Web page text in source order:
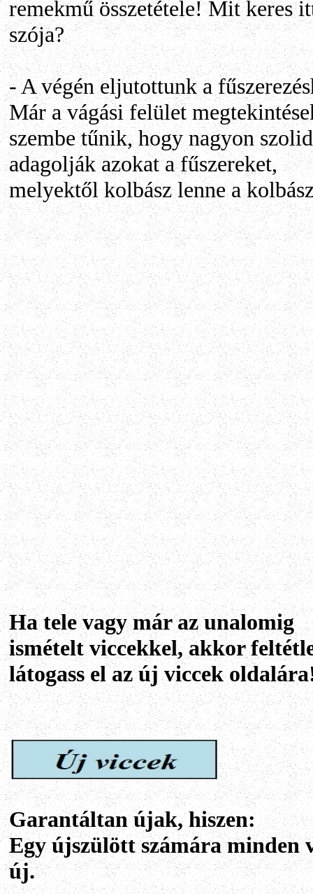
remekmű összetétele! Mit keres
szója?
- A végén eljutottunk a
Már a vágási felület
szembe tűnik, hogy nagyon
adagolják azokat a fűszereket,
melyektől kolbász lenne a
Ha tele vagy már az unalomig
ismételt viccekkel, akkor
látogass el az új viccek
Garantáltan újak, hiszen:
Egy újszülött számára minden
új.